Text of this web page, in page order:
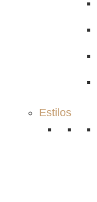
Estilos